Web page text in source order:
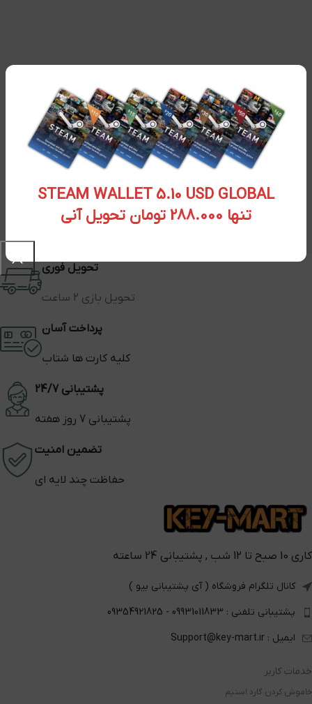
STEAM WALLET 5.10 USD GLOBAL
تنها 288.000 تومان تحویل آنی
تحویل فوری
تحویل بازی 2 ساعت
پرداخت آسان
کلیه کارت ها شتاب
پشتیبانی 24/7
پشتیبانی 7 روز هفته
تضمین امنیت
حفاظت چند لایه ای
کاری 10 صبح تا 12 شب , پشتیبانی 24 ساعته
کانال تلگرام فروشگاه ( آی پشتیبانی بیو )
پشتیبانی تلفنی : 09931011833 - 09354921825
ایمیل : Support@key-mart.ir
خدمات کاربر
خاموش کردن گارد استیم